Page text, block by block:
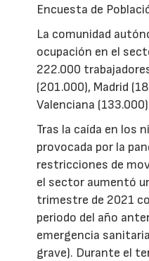
Encuesta de
La comunidad
ocupación en el
222.000
(201.000), Madrid
Valenciana
Tras la caída en los
provocada por la
restricciones de
el sector aumentó
trimestre de 2021
periodo del año
emergencia
grave). Durante el